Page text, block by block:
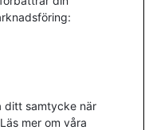
ditt samtycke när
mer om våra